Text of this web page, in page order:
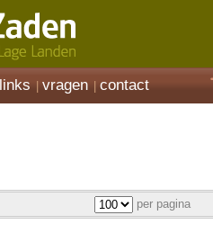
links vragen contact
per pagina